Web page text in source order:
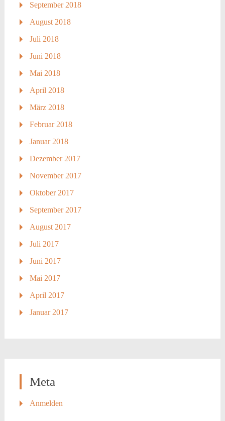
September 2018
August 2018
Juli 2018
Juni 2018
Mai 2018
April 2018
März 2018
Februar 2018
Januar 2018
Dezember 2017
November 2017
Oktober 2017
September 2017
August 2017
Juli 2017
Juni 2017
Mai 2017
April 2017
Januar 2017
Meta
Anmelden